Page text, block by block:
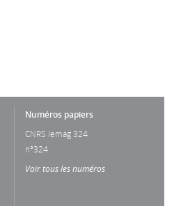
Numéros papiers
CNRS lemag 324
n°324
Voir tous les numéros